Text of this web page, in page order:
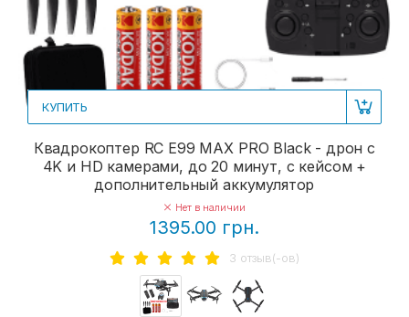
КУПИТЬ
Квадрокоптер RC E99 MAX PRO Black - дрон с
4K и HD камерами, до 20 минут, с кейсом +
дополнительный аккумулятор
Нет в наличии
1395.00 грн.
3 отзыв(-ов)